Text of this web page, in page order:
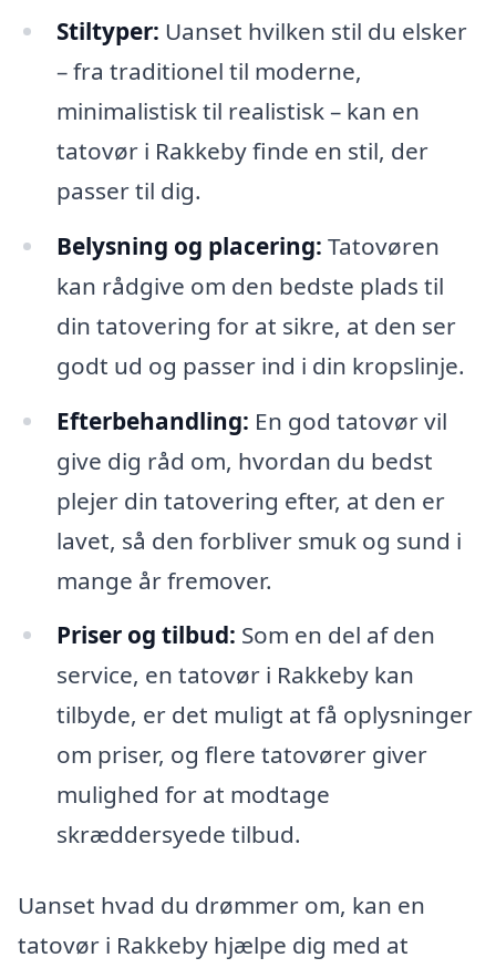
Stiltyper: Uanset hvilken stil du elsker
– fra traditionel til moderne,
minimalistisk til realistisk – kan en
tatovør i Rakkeby finde en stil, der
passer til dig.
Belysning og placering: Tatovøren
kan rådgive om den bedste plads til
din tatovering for at sikre, at den ser
godt ud og passer ind i din kropslinje.
Efterbehandling: En god tatovør vil
give dig råd om, hvordan du bedst
plejer din tatovering efter, at den er
lavet, så den forbliver smuk og sund i
mange år fremover.
Priser og tilbud: Som en del af den
service, en tatovør i Rakkeby kan
tilbyde, er det muligt at få oplysninger
om priser, og flere tatovører giver
mulighed for at modtage
skræddersyede tilbud.
Uanset hvad du drømmer om, kan en
tatovør i Rakkeby hjælpe dig med at